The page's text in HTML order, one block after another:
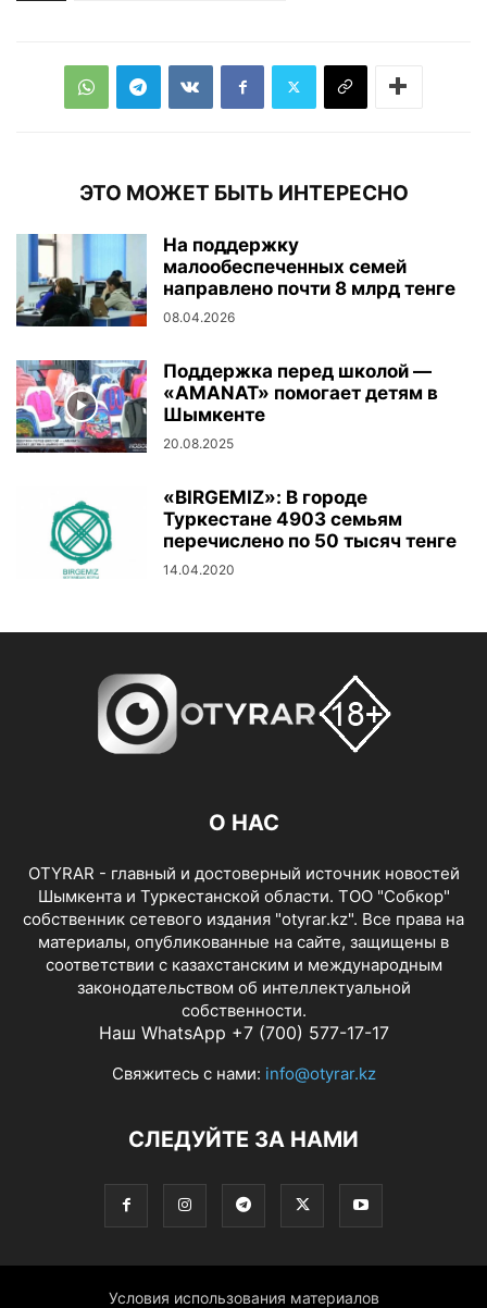
ЭТО МОЖЕТ БЫТЬ ИНТЕРЕСНО
На поддержку
малообеспеченных семей
направлено почти 8 млрд тенге
08.04.2026
Поддержка перед школой —
«AMANAT» помогает детям в
Шымкенте
20.08.2025
«BIRGEMIZ»: В городе
Туркестане 4903 семьям
перечислено по 50 тысяч тенге
14.04.2020
О НАС
OTYRAR - главный и достоверный источник новостей
Шымкента и Туркестанской области. ТОО "Собкор"
собственник сетевого издания "otyrar.kz". Все права на
материалы, опубликованные на сайте, защищены в
соответствии с казахстанским и международным
законодательством об интеллектуальной
собственности.
Наш WhatsApp +7 (700) 577-17-17
Свяжитесь с нами: info@otyrar.kz
СЛЕДУЙТЕ ЗА НАМИ
Условия использования материалов